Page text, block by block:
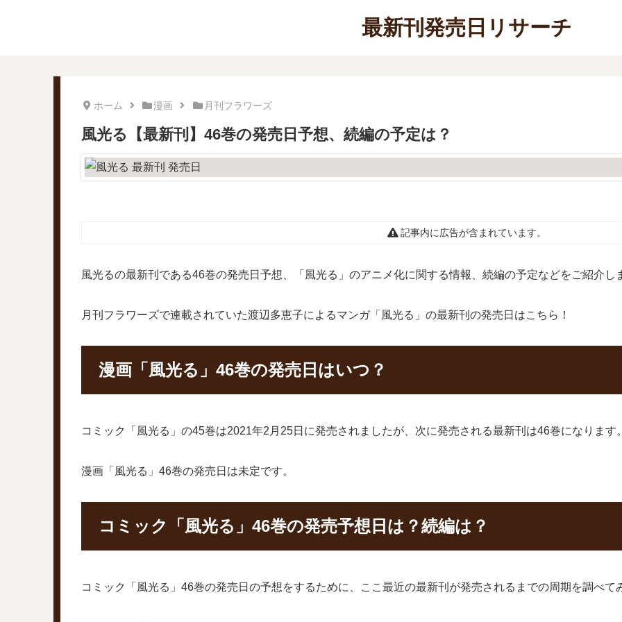
最新刊発売日リサーチ
ホーム 漫画 月刊フラワーズ
風光る【最新刊】46巻の発売日予想、続編の予定は？
記事内に広告が含まれています。
風光るの最新刊である46巻の発売日予想、「風光る」のアニメ化に関する情報、続編の予定などをご紹介し
月刊フラワーズで連載されていた渡辺多恵子によるマンガ「風光る」の最新刊の発売日はこちら！
漫画「風光る」46巻の発売日はいつ？
コミック「風光る」の45巻は2021年2月25日に発売されましたが、次に発売される最新刊は46巻になります。
漫画「風光る」46巻の発売日は未定です。
コミック「風光る」46巻の発売予想日は？続編は？
コミック「風光る」46巻の発売日の予想をするために、ここ最近の最新刊が発売されるまでの周期を調べて